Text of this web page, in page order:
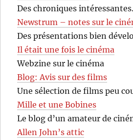
Des chroniques
Newstrum – notes sur le
Des présentations bien
Il était une fois le cinéma
Webzine sur le cinéma
Blog: Avis sur des films
Une sélection de films peu
Mille et une Bobines
Le blog d’un amateur de
Allen John’s attic